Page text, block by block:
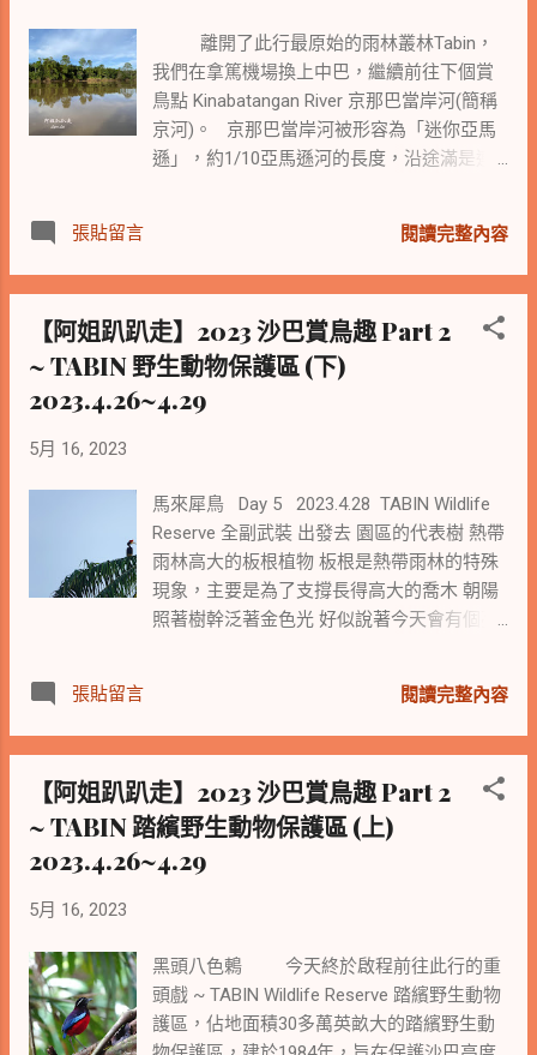
離開了此行最原始的雨林叢林Tabin，
我們在拿篤機場換上中巴，繼續前往下個賞
鳥點 Kinabatangan River 京那巴當岸河(簡稱
京河)。 京那巴當岸河被形容為「迷你亞馬
遜」，約1/10亞馬遜河的長度，沿途滿是連
張貼留言 閱讀完整內容
【阿姐趴趴走】2023 沙巴賞鳥趣 Part 2
~ TABIN 野生動物保護區 (下)
2023.4.26~4.29
5月 16, 2023
馬來犀鳥 Day 5 2023.4.28 TABIN Wildlife
Reserve 全副武裝 出發去 園區的代表樹 熱帶
雨林高大的板根植物 板根是熱帶雨林的特殊
現象，主要是為了支撐長得高大的喬木 朝陽
照著樹幹泛著金色光 好似說著今天會有個亮
藍頭八色鶇..... 等了好一陣子，鳥導說要收工
了，因為黑頭八色鶇來了 原來黑頭八色鶇是
來了 離開雨林叢林繼續賞鳥趣 Blyth's
Paradise-Flycatcher 布氏綬帶 顯尊貴 黑枕藍
輪流孵蛋中 黑枕藍鶲 雌鳥 黑臉的 小葉鵯
來 綠皇鳩 站高枝 細嘴烏鴉 低呢喃 鳳頭樹燕
展美背 大冠鷲 如常地站在枝頭 我們也日漸
無視於牠的存在 No Food, No Snake, No
張貼留言 閱讀完整內容
【阿姐趴趴走】2023 沙巴賞鳥趣 Part 2
~ TABIN 踏繽野生動物保護區 (上)
2023.4.26~4.29
5月 16, 2023
黑頭八色鶇 今天終於啟程前往此行的重
頭戲 ~ TABIN Wildlife Reserve 踏繽野生動物
護區，佔地面積30多萬英畝大的踏繽野生動